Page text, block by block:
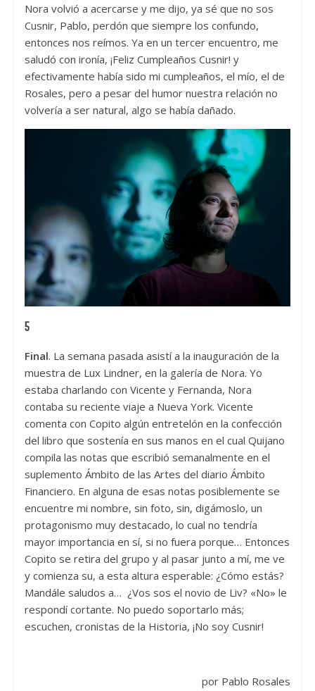
Nora volvió a acercarse y me dijo, ya sé que no sos
Cusnir, Pablo, perdón que siempre los confundo,
entonces nos reímos. Ya en un tercer encuentro, me
saludó con ironía, ¡Feliz Cumpleaños Cusnir! y
efectivamente había sido mi cumpleaños, el mío, el de
Rosales, pero a pesar del humor nuestra relación no
volvería a ser natural, algo se había dañado.
5
Final. La semana pasada asistí a la inauguración de la
muestra de Lux Lindner, en la galería de Nora. Yo
estaba charlando con Vicente y Fernanda, Nora
contaba su reciente viaje a Nueva York. Vicente
comenta con Copito algún entretelón en la confección
del libro que sostenía en sus manos en el cual Quijano
compila las notas que escribió semanalmente en el
suplemento Ámbito de las Artes del diario Ámbito
Financiero. En alguna de esas notas posiblemente se
encuentre mi nombre, sin foto, sin, digámoslo, un
protagonismo muy destacado, lo cual no tendría
mayor importancia en sí, si no fuera porque… Entonces
Copito se retira del grupo y al pasar junto a mí, me ve
y comienza su, a esta altura esperable: ¿Cómo estás?
Mandále saludos a… ¿Vos sos el novio de Liv? «No» le
respondí cortante. No puedo soportarlo más;
escuchen, cronistas de la Historia, ¡No soy Cusnir!
por Pablo Rosales